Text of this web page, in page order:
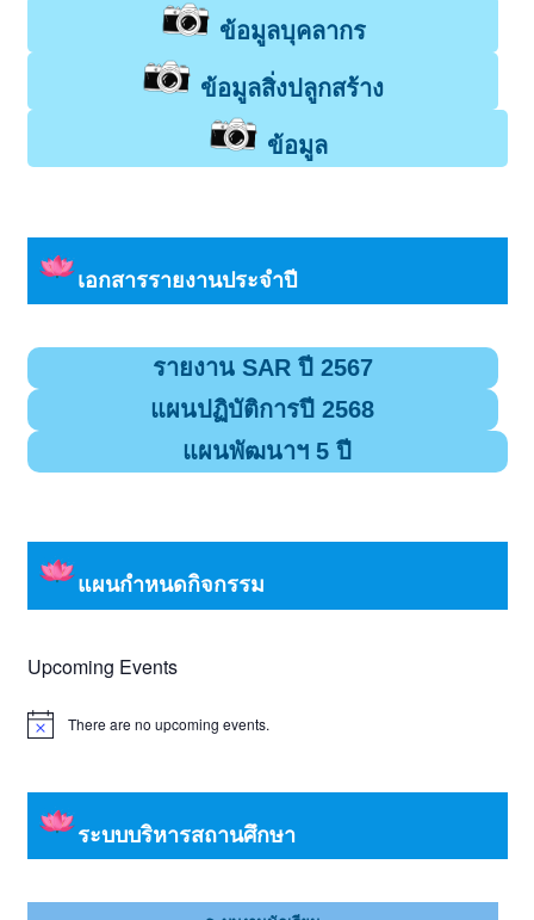
ข้อมูลบุคลากร
ข้อมูลสิ่งปลูกสร้าง
ข้อมูล
เอกสารรายงานประจำปี
รายงาน SAR ปี 2567
แผนปฏิบัติการปี 2568
แผนพัฒนาฯ 5 ปี
แผนกำหนดกิจกรรม
Upcoming Events
Notice There are no upcoming events.
ระบบบริหารสถานศึกษา